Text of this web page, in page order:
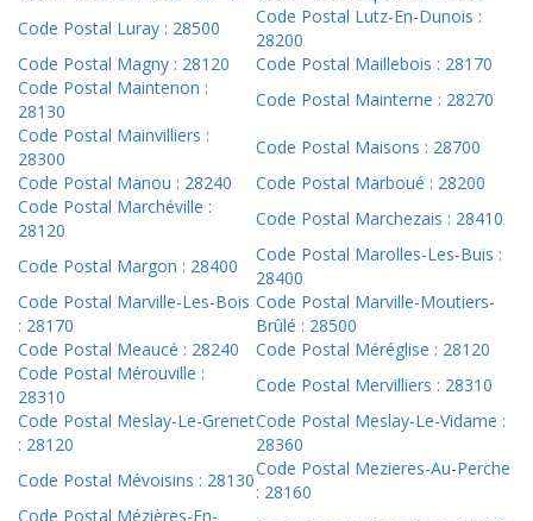
Code Postal Luray : 28500
Code Postal Lutz-En-Dunois :
28200
Code Postal Magny : 28120
Code Postal Maillebois : 28170
Code Postal Maintenon :
28130
Code Postal Mainterne : 28270
Code Postal Mainvilliers :
28300
Code Postal Maisons : 28700
Code Postal Manou : 28240
Code Postal Marboué : 28200
Code Postal Marchéville :
28120
Code Postal Marchezais : 28410
Code Postal Margon : 28400
Code Postal Marolles-Les-Buis :
28400
Code Postal Marville-Les-Bois
: 28170
Code Postal Marville-Moutiers-
Brûlé : 28500
Code Postal Meaucé : 28240
Code Postal Méréglise : 28120
Code Postal Mérouville :
28310
Code Postal Mervilliers : 28310
Code Postal Meslay-Le-Grenet
: 28120
Code Postal Meslay-Le-Vidame :
28360
Code Postal Mévoisins : 28130
Code Postal Mezieres-Au-Perche
: 28160
Code Postal Mézières-En-